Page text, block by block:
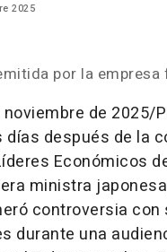
2025
por la empresa
noviembre de 2025/
días después de la
Económicos
ministra
controversia con
durante una